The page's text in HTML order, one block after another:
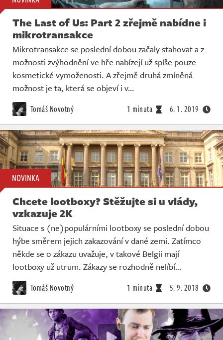
The Last of Us: Part 2 zřejmě nabídne i
mikrotransakce
Mikrotransakce se poslední dobou začaly stahovat a z
možnosti zvýhodnění ve hře nabízejí už spíše pouze
kosmetické vymoženosti. A zřejmě druhá zmíněná
možnost je ta, která se objeví i v…
Tomáš Novotný 1 minuta 6. 1. 2019
NOVINKA
Chcete lootboxy? Stěžujte si u vlády,
vzkazuje 2K
Situace s (ne)populárními lootboxy se poslední dobou
hýbe směrem jejich zakazování v dané zemi. Zatímco
někde se o zákazu uvažuje, v takové Belgii mají
lootboxy už utrum. Zákazy se rozhodně nelíbí…
Tomáš Novotný 1 minuta 5. 9. 2018